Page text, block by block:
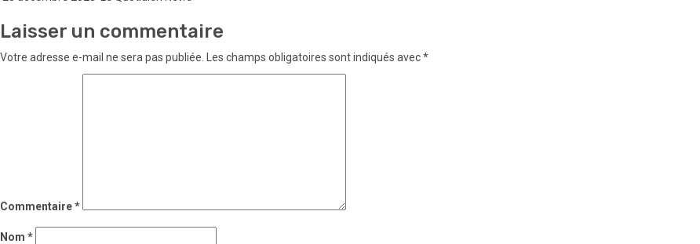
Laisser un commentaire
Votre adresse e-mail ne sera pas publiée. Les champs obligatoires sont indiqués avec*
Commentaire*
Nom *